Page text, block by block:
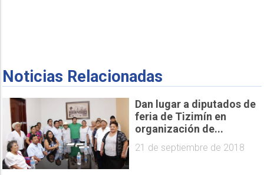
Noticias Relacionadas
Dan lugar a diputados de
feria de Tizimín en
organización de...
21 de septiembre de 2018